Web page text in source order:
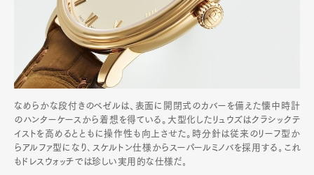
なめらかな段付きのベゼルは、表面に開閉式のカバーを備えた懐中時計
のハンターケースから着想を得ている。大型化したリュウズはクラシックテ
イストを高めるとともに操作性も向上させた。時分針は従来のリーフ型か
らアルファ型になり､スケルトン仕様からスーパールミノバを採用する｡これ
もドレスウォッチでは珍しい実用的な仕様だ｡